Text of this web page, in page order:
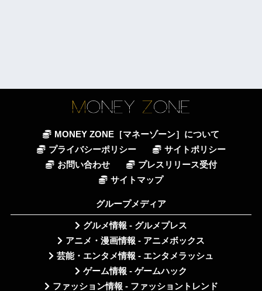
MONEY ZONE［マネーゾーン］について
プライバシーポリシー
サイトポリシー
お問い合わせ
プレスリリース受付
サイトマップ
グループメディア
グルメ情報 - グルメプレス
アニメ・漫画情報 - アニメボックス
芸能・エンタメ情報 - エンタメラッシュ
ゲーム情報 - ゲームハック
ファッション情報 - ファッショントレンド